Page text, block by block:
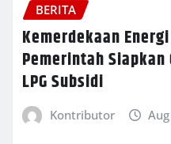
BERITA
Kemerdekaan
Pemerintah Siapkan
LPG Subsidi
Kontributor